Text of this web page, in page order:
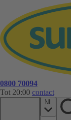
0800 70094
Tot 20:00 contact
NL